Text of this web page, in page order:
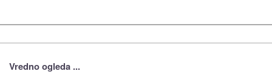
Vredno ogleda ...